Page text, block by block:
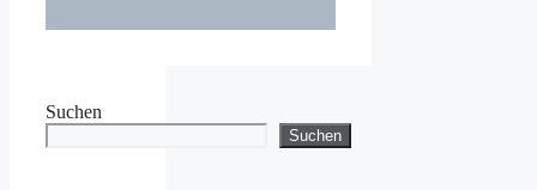
Suchen
Suchen